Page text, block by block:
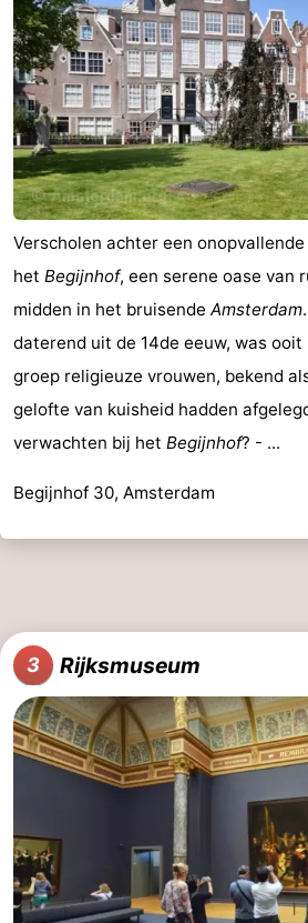
Steden
Sporten
-
Fietsen
-
Wandelen
Amusement
Nachtleven
en
Winkelen
Markten
-
Homohoofdstad
Rosse
buurt
Geschiedenis
Pleinen
in
Parken
Verscholen achter een
het Begijnhof, een serene oase van
midden in het bruisende Amsterdam
daterend uit de 14de eeuw, was
groep religieuze vrouwen, bekend
gelofte van kuisheid hadden
verwachten bij het Begijnhof? - ...
Begijnhof 30, Amsterdam
3 Rijksmuseum